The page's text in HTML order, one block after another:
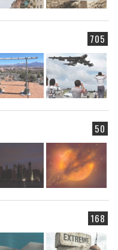
705
50
168